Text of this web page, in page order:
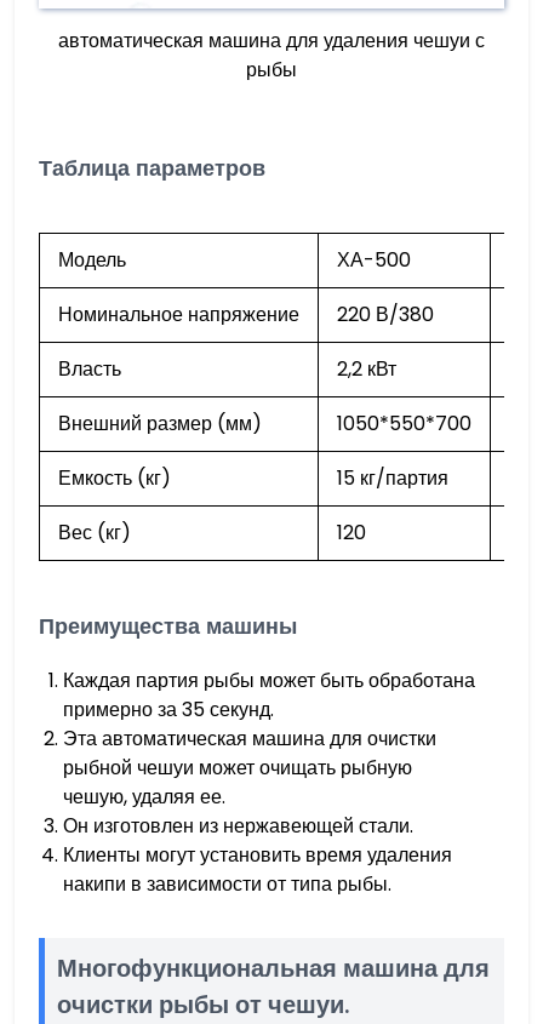
автоматическая машина для удаления чешуи с
рыбы
Таблица параметров
Модель ХА-500
Номинальное напряжение
220 В/380
Власть
2,2 кВт
Внешний размер (мм)
1050*550*700
Емкость (кг)
15 кг/партия
Вес (кг)
120
Преимущества машины
Каждая партия рыбы может быть обработана
примерно за 35 секунд.
Эта автоматическая машина для очистки
рыбной чешуи может очищать рыбную
чешую, удаляя ее.
Он изготовлен из нержавеющей стали.
Клиенты могут установить время удаления
накипи в зависимости от типа рыбы.
Многофункциональная машина для
очистки рыбы от чешуи.